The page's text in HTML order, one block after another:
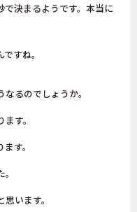
で決まるようです。本当に
すね。
るのでしょうか。
す。
す。
います。